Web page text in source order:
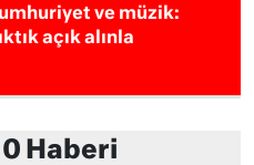
ve müzik:
açık alınla
Haberi